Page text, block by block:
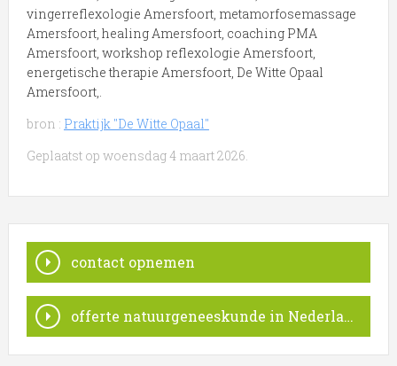
vingerreflexologie Amersfoort, metamorfosemassage
Amersfoort, healing Amersfoort, coaching PMA
Amersfoort, workshop reflexologie Amersfoort,
energetische therapie Amersfoort, De Witte Opaal
Amersfoort,.
bron : Praktijk "De Witte Opaal"
Geplaatst op woensdag 4 maart 2026.
contact opnemen
offerte natuurgeneeskunde in Nederland